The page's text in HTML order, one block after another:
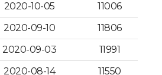
2020-10-05
11006
2020-09-10
11806
2020-09-03
11991
2020-08-14
11550